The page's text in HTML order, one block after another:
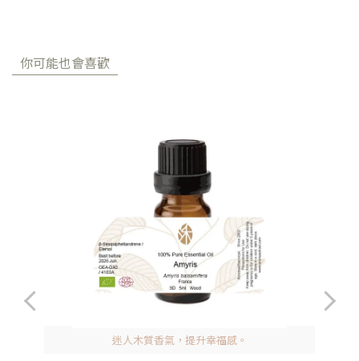
你可能也會喜歡
迷人木質香氣，提升幸福感。